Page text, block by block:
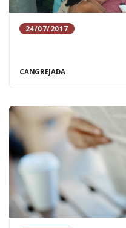
24/07/2017
CANGREJADA